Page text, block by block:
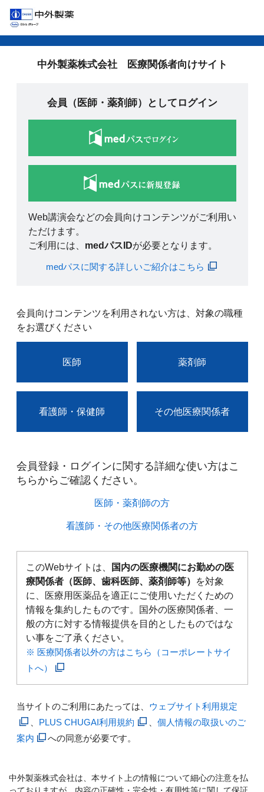
中外製薬株式会社 医療関係者向けサイト
会員（医師・薬剤師）としてログイン
Web講演会などの会員向けコンテンツがご利用い
ただけます。
ご利用には、 medパスIDが必要となります。
medパスに関する詳しいご紹介はこちら
会員向けコンテンツを利用されない方は、対象の職種
をお選びください
医師 薬剤師
看護師・保健師 その他医療関係者
会員登録・ログインに関する詳細な使い方はこ
ちらからご確認ください。​
医師・薬剤師の方​
看護師・その他医療関係者の方​
このWebサイトは、
国内の医療機関にお勤めの医
療関係者（医師、歯科医師、薬剤師等）
を対象
に、医療用医薬品を適正にご使用いただくための
情報を集約したものです。国外の医療関係者、一
般の方に対する情報提供を目的としたものではな
い事をご了承ください。
※ 医療関係者以外の方はこちら（コーポレートサイ
トへ）
当サイトのご利用にあたっては、 ウェブサイト利用規定
PLUS CHUGAI利用規約
個人情報の取扱いのご
案内
への同意が必要です。
中外製薬株式会社は、本サイト上の情報について細心の注意を払
っておりますが、内容の正確性・完全性・有用性等に関して保証